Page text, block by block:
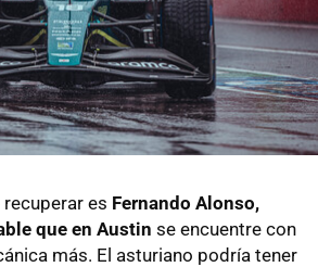
es Fernando Alonso,
que en Austin se encuentre con
más. El asturiano podría tener